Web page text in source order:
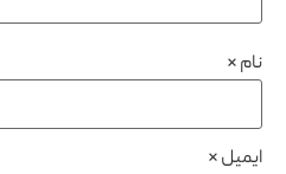
نام*
ایمیل*